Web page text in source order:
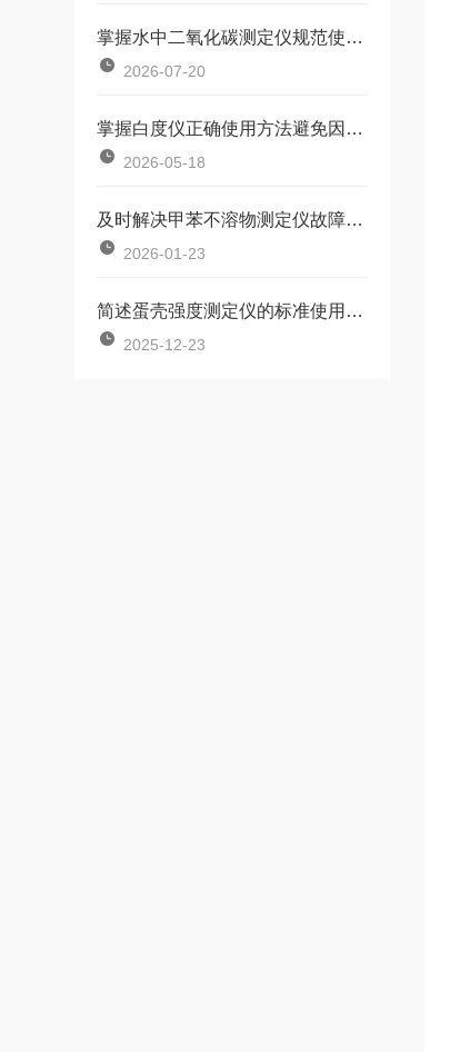
掌握水中二氧化碳测定仪规范使用流程是确保数据准确可靠的前提
2026-07-20
掌握白度仪正确使用方法避免因标准板污染或操作不规范引入误差
2026-05-18
及时解决甲苯不溶物测定仪故障是保障长期安全使用的关键
2026-01-23
简述蛋壳强度测定仪的标准使用方法
2025-12-23